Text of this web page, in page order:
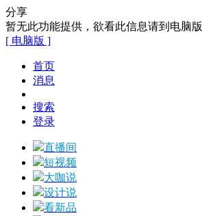
分享
暂无此功能提供，欲看此信息请到电脑版
[ 电脑版 ]
首页
消息
搜索
登录
直播间
短视频
大咖说
设计说
看新品